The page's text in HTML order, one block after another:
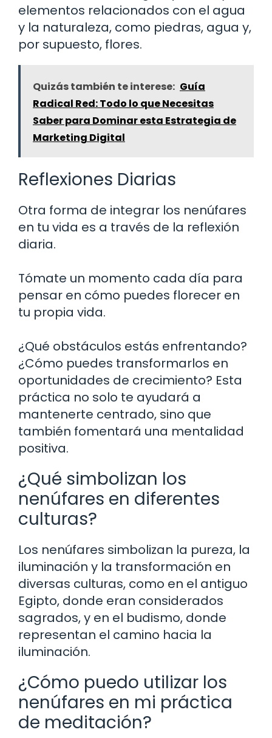
elementos relacionados con el agua
y la naturaleza, como piedras, agua y,
por supuesto, flores.
Quizás también te interese: Guía
Radical Red: Todo lo que Necesitas
Saber para Dominar esta Estrategia de
Marketing Digital
Reflexiones Diarias
Otra forma de integrar los nenúfares
en tu vida es a través de la reflexión
diaria.
Tómate un momento cada día para
pensar en cómo puedes florecer en
tu propia vida.
¿Qué obstáculos estás enfrentando?
¿Cómo puedes transformarlos en
oportunidades de crecimiento? Esta
práctica no solo te ayudará a
mantenerte centrado, sino que
también fomentará una mentalidad
positiva.
¿Qué simbolizan los
nenúfares en diferentes
culturas?
Los nenúfares simbolizan la pureza, la
iluminación y la transformación en
diversas culturas, como en el antiguo
Egipto, donde eran considerados
sagrados, y en el budismo, donde
representan el camino hacia la
iluminación.
¿Cómo puedo utilizar los
nenúfares en mi práctica
de meditación?